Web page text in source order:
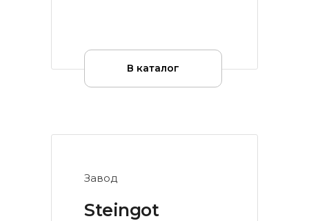
Steingot
Завод
В каталог